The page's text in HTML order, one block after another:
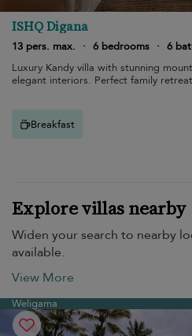
ISHQ Digana
13 pers. max.
· 6 bedrooms · 6
Luxury Kandy villa with stunning
elegant interiors. Perfect family
Breakfast
Explore villas nearby
Widen your search to nearby
available.
View More
Weligama